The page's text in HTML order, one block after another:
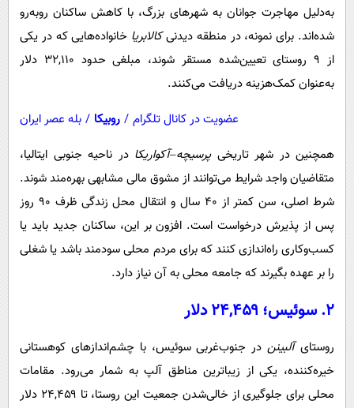
به‌دلیل مهاجرت جوانان به شهرهای بزرگ، با کاهش ساکنان روبه‌رو
شده‌اند. برای نمونه، در منطقه دیدنیکالابریا خانواده‌هایی که در یکی
از ۹ روستای تعیین‌شده مستقر شوند، مبلغی حدود ۳۲,۱۱۰ دلار
به‌عنوان کمک‌هزینه دریافت می‌کنند.
عضویت در کانال تلگرام / روبیکا / بله عصر ایران
همچنین در شهر تاریخیپرسیچه–آکواریکا در ناحیه جنوبی ایتالیا،
متقاضیان واجد شرایط می‌توانند از مشوق مالی مشابهی بهره‌مند شوند.
شرط اصلی، سن کمتر از ۴۰ سال و انتقال محل زندگی ظرف ۹۰ روز
پس از پذیرش درخواست است. افزون بر این، ساکنان جدید باید یا
کسب‌وکاری راه‌اندازی کنند که برای مردم محلی سودمند باشد یا شغلی
را بر عهده بگیرند که جامعه محلی به آن نیاز دارد.
۲. سوئیس؛ ۲۴,۴۵۹ دلار
روستایآلبینندر جنوب‌غربی سوئیس، با چشم‌اندازهای کوهستانی
خیره‌کننده، یکی از زیباترین مناطق آلپ به شمار می‌رود. مقامات
محلی برای جلوگیری از خالی‌شدن جمعیت این روستا، تا ۲۴,۴۵۹ دلار